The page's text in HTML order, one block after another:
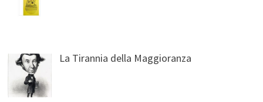
La Tirannia della Maggioranza